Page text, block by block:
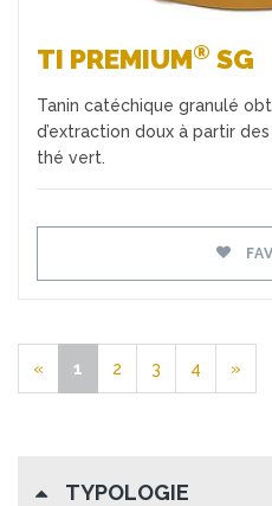
TI PREMIUM® SG
Tanin catéchique granulé
d’extraction doux à partir
thé vert.
« 1 2 3 4 »
TYPOLOGIE